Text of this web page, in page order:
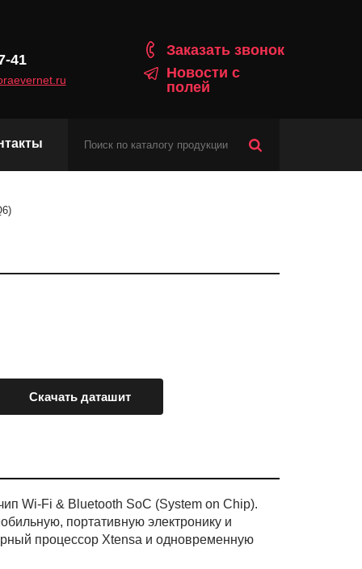
41
Заказать звонок
Новости с
полей
Скачать даташит
Wi-Fi & Bluetooth SoC (System on Chip).
портативную электронику и
процессор Xtensa и одновременную